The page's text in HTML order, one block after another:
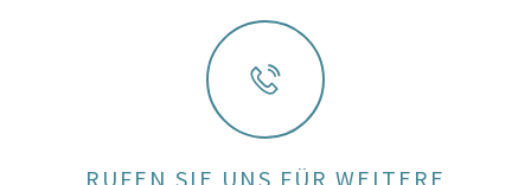
RUFEN SIE UNS FÜR WEITERE